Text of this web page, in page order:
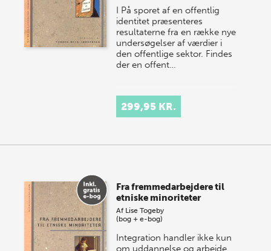
I På sporet af en offentlig
identitet præsenteres
resultaterne fra en række nye
undersøgelser af værdier i
den offentlige sektor. Findes
der en offent…
299,95 KR.
Fra fremmedarbejdere til
etniske minoriteter
Af Lise Togeby
(bog + e-bog)
Integration handler ikke kun
om uddannelse og arbejde,